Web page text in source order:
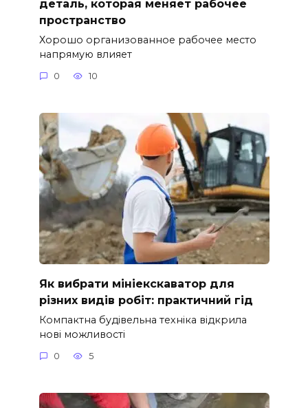
деталь, которая меняет рабочее
пространство
Хорошо организованное рабочее место
напрямую влияет
0 10
Як вибрати мініекскаватор для
різних видів робіт: практичний гід
Компактна будівельна техніка відкрила
нові можливості
0 5